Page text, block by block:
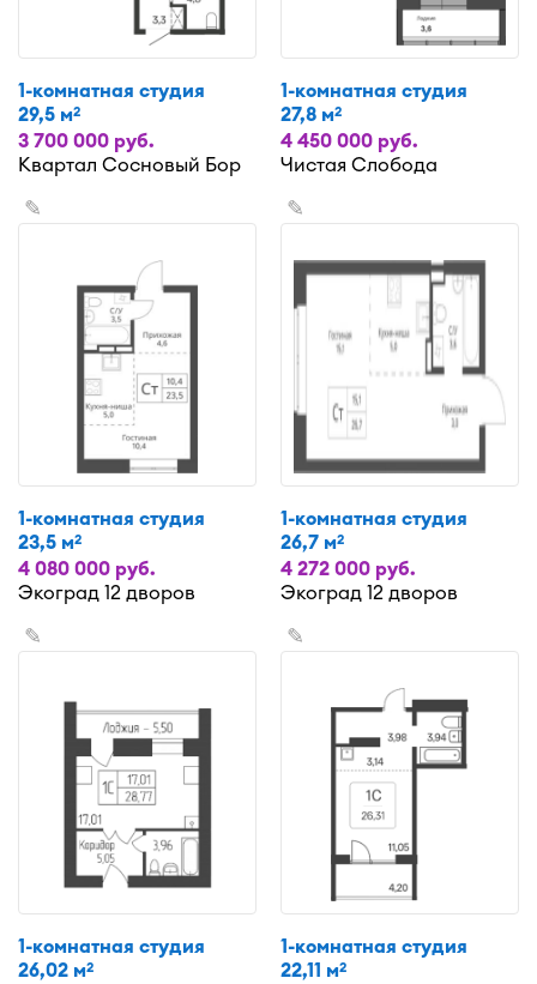
1-комнатная студия
29,5 м2
3 700 000 руб.
Квартал Сосновый Бор
1-комнатная студия
27,8 м2
4 450 000 руб.
Чистая Слобода
✎
1-комнатная студия
23,5 м2
4 080 000 руб.
Экоград 12 дворов
✎
1-комнатная студия
26,7 м2
4 272 000 руб.
Экоград 12 дворов
✎
1-комнатная студия
26,02 м2
✎
1-комнатная студия
22,11 м2